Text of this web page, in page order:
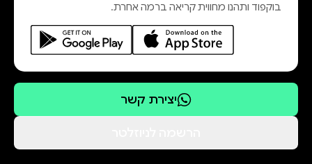
בוקפוד ותהנו מחווית קריאה ברמה אחרת.
יצירת קשר